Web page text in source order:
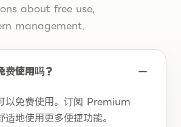
about free use,
management.
费使用吗？
以免费使用。订阅 Premium
地使用更多便捷功能。